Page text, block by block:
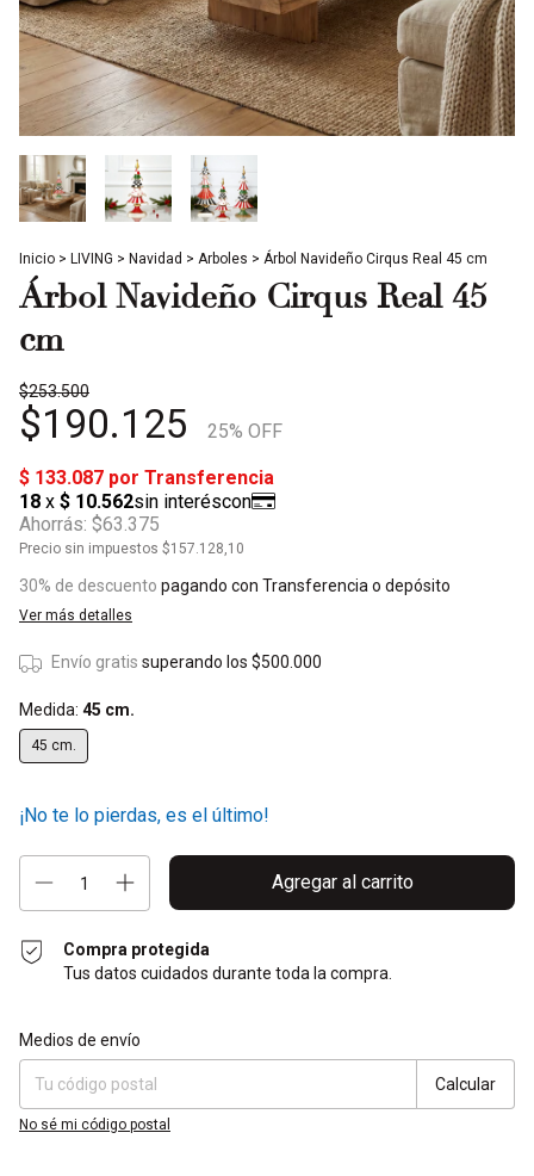
Inicio > LIVING > Navidad > Arboles > Árbol Navideño Cirqus Real 45 cm
Árbol Navideño Cirqus Real 45
cm
$253.500
$190.125 25% OFF
Ahorrás: $63.375
Precio sin impuestos $157.128,10
30% de descuento pagando con Transferencia o depósito
Ver más detalles
Envío gratis superando los $500.000
Medida: 45 cm.
45 cm.
¡No te lo pierdas, es el último!
Compra protegida
Tus datos cuidados durante toda la compra.
Entregas para el CP:
Medios de envío
Calcular
No sé mi código postal